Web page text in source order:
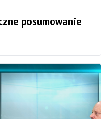
posumowanie